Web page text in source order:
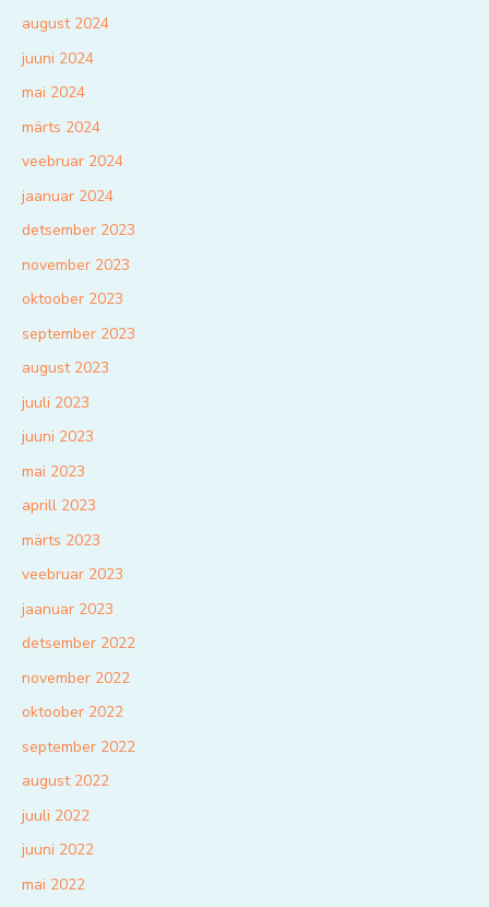
august 2024
juuni 2024
mai 2024
märts 2024
veebruar 2024
jaanuar 2024
detsember 2023
november 2023
oktoober 2023
september 2023
august 2023
juuli 2023
juuni 2023
mai 2023
aprill 2023
märts 2023
veebruar 2023
jaanuar 2023
detsember 2022
november 2022
oktoober 2022
september 2022
august 2022
juuli 2022
juuni 2022
mai 2022